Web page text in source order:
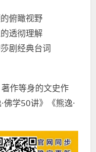
俯瞰视野
透彻理解
剧经典台词
作等身的文史作
佛学50讲》《熊逸·